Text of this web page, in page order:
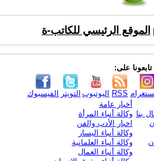
الموقع الرئيسي للكاتب-ة
تابعونا على:
الفيسبوك التويتر اليوتيوب RSS
بنا
أخبار عامة
وكالة أنباء المرأة
اخبار الأدب والفن
وكالة أنباء اليسار
وكالة أنباء العلمانية
وكالة أنباء العمال